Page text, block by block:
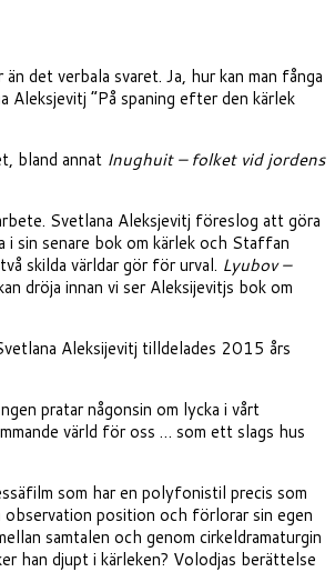
det verbala svaret. Ja, hur kan man fånga
”På spaning efter den kärlek
bland annat Inughuit – folket vid jordens
Svetlana Aleksjevitj föreslog att göra
i sin senare bok om kärlek och Staffan
skilda världar gör för urval. Lyubov –
dröja innan vi ser Aleksijevitjs bok om
Aleksijevitj tilldelades 2015 års
pratar någonsin om lycka i vårt
värld för oss … som ett slags hus
som har en polyfonistil precis som
observation position och förlorar sin egen
samtalen och genom cirkeldramaturgin
han djupt i kärleken? Volodjas berättelse